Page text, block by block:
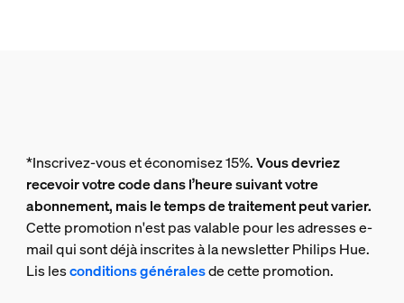
*Inscrivez-vous et économisez 15%.Vous devriez
recevoir votre code dans l’heure suivant votre
abonnement, mais le temps de traitement peut varier.
Cette promotion n'est pas valable pour les adresses e-
mail qui sont déjà inscrites à la newsletter Philips Hue.
Lis lesconditions généralesde cette promotion.